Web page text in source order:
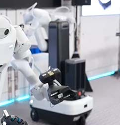
習式妙語 央視快評 央視網評
道 VR/AR 4K專區
入列 人生第一次 人生第二次
奧會 CBA NBA
體育江湖 文化體育 冰雪道路
非遺 文化